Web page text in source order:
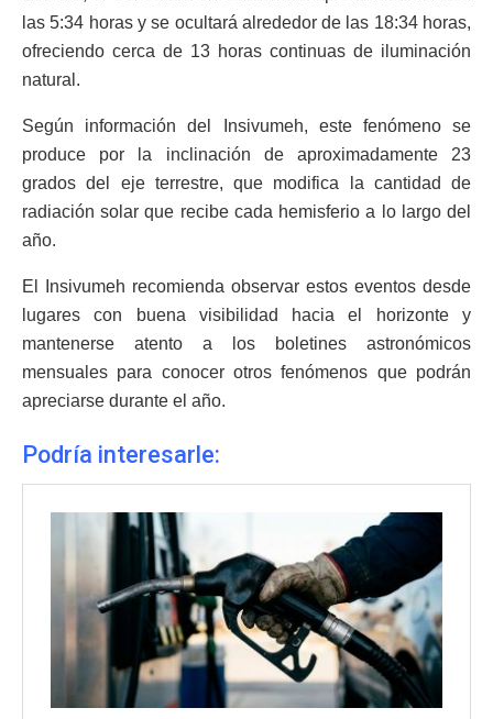
las 5:34 horas y se ocultará alrededor de las 18:34 horas,
ofreciendo cerca de 13 horas continuas de iluminación
natural.
Según información del Insivumeh, este fenómeno se
produce por la inclinación de aproximadamente 23
grados del eje terrestre, que modifica la cantidad de
radiación solar que recibe cada hemisferio a lo largo del
año.
El Insivumeh recomienda observar estos eventos desde
lugares con buena visibilidad hacia el horizonte y
mantenerse atento a los boletines astronómicos
mensuales para conocer otros fenómenos que podrán
apreciarse durante el año.
Podría interesarle: